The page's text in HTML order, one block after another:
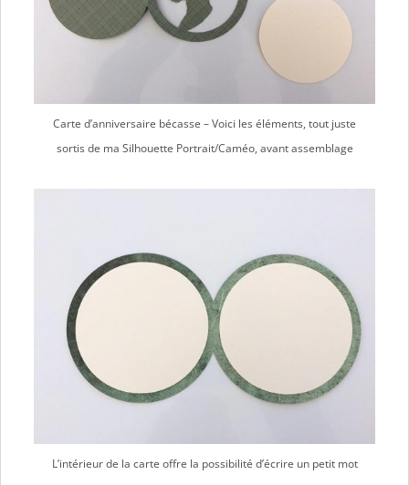
Carte d’anniversaire bécasse – Voici les éléments, tout juste
sortis de ma Silhouette Portrait/Caméo, avant assemblage
L’intérieur de la carte offre la possibilité d’écrire un petit mot